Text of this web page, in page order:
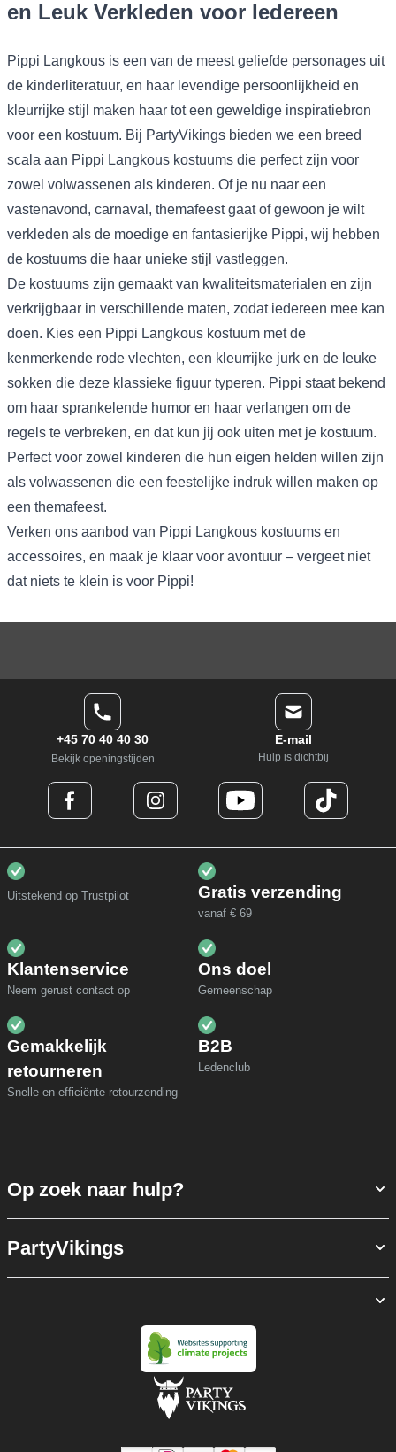
en Leuk Verkleden voor Iedereen
Pippi Langkous is een van de meest geliefde personages uit
de kinderliteratuur, en haar levendige persoonlijkheid en
kleurrijke stijl maken haar tot een geweldige inspiratiebron
voor een kostuum. Bij PartyVikings bieden we een breed
scala aan Pippi Langkous kostuums die perfect zijn voor
zowel volwassenen als kinderen. Of je nu naar een
vastenavond, carnaval, themafeest gaat of gewoon je wilt
verkleden als de moedige en fantasierijke Pippi, wij hebben
de kostuums die haar unieke stijl vastleggen.
De kostuums zijn gemaakt van kwaliteitsmaterialen en zijn
verkrijgbaar in verschillende maten, zodat iedereen mee kan
doen. Kies een Pippi Langkous kostuum met de
kenmerkende rode vlechten, een kleurrijke jurk en de leuke
sokken die deze klassieke figuur typeren. Pippi staat bekend
om haar sprankelende humor en haar verlangen om de
regels te verbreken, en dat kun jij ook uiten met je kostuum.
Perfect voor zowel kinderen die hun eigen helden willen zijn
als volwassenen die een feestelijke indruk willen maken op
een themafeest.
Verken ons aanbod van Pippi Langkous kostuums en
accessoires, en maak je klaar voor avontuur – vergeet niet
dat niets te klein is voor Pippi!
+45 70 40 40 30
Bekijk openingstijden
E-mail
Hulp is dichtbij
Uitstekend op Trustpilot Gratis verzending
vanaf € 69
Klantenservice
Neem gerust contact op
Ons doel
Gemeenschap
Gemakkelijk
retourneren
Snelle en efficiënte retourzending
B2B
Ledenclub
Op zoek naar hulp?
PartyVikings